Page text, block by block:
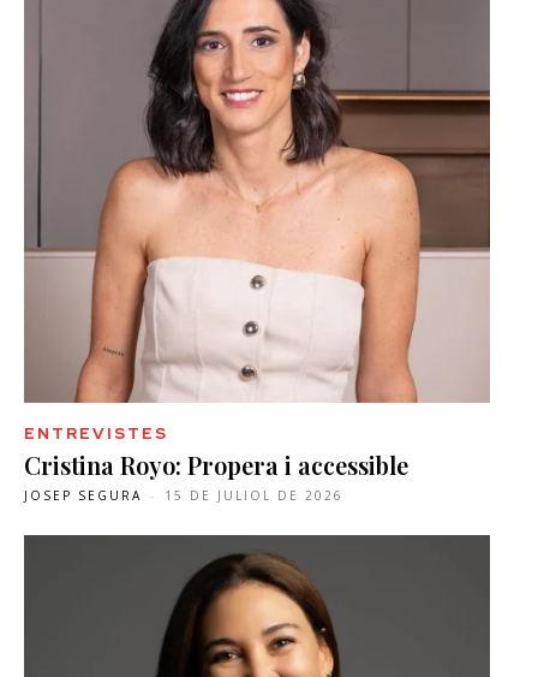
ENTREVISTES
Cristina Royo: Propera i accessible
JOSEP SEGURA - 15 DE JULIOL DE 2026